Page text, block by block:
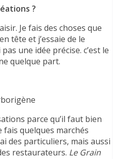
?
Je fais des choses que
tête et j’essaie de le
une idée précise. c’est le
quelque part.
parce qu’il faut bien
fais quelques marchés
des particuliers, mais aussi
restaurateurs. Le Grain